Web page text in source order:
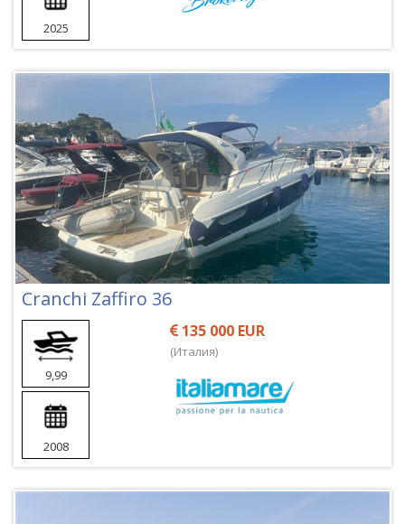
2025
Cranchi Zaffiro 36
9,99
2008
135 000 EUR
(Италия)